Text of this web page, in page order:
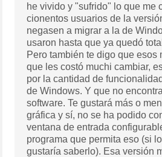
he vivido y "sufrido" lo que me
cionentos usuarios de la
negasen a migrar a la de
usaron hasta que ya quedó
Pero también te digo que esos
que les costó muchi cambiar,
por la cantidad de
de Windows. Y que no
software. Te gustará más o
gráfica y sí, no se ha podido
ventana de entrada
programa que permita eso (si
gustaría saberlo). Esa versión